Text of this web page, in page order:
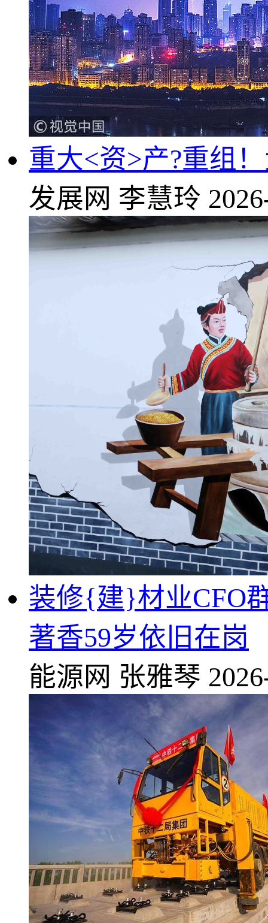
重大<资>产?重组
发展网 李慧玲
装修{建}材业CFO
著香59岁依旧在岗
能源网 张雅琴